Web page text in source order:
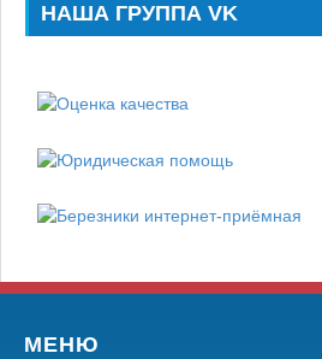
НАША ГРУППА VK
МЕНЮ